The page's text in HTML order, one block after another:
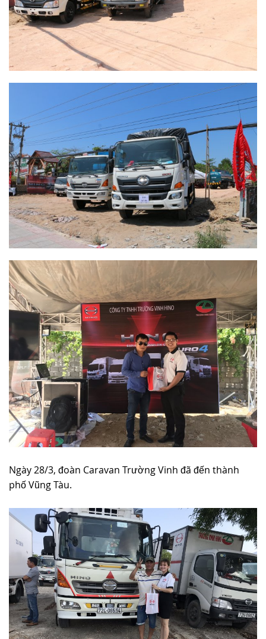
Ngày 28/3, đoàn Caravan Trường Vinh đã đến thành
phố Vũng Tàu.